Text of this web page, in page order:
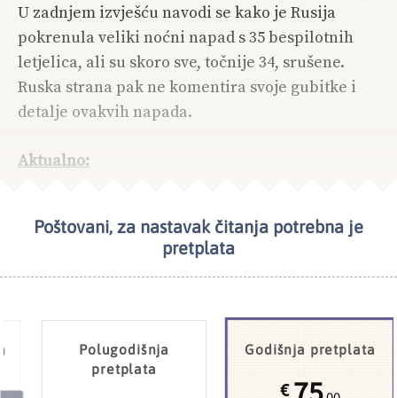
U zadnjem izvješću navodi se kako je Rusija
pokrenula veliki noćni napad s 35 bespilotnih
letjelica, ali su skoro sve, točnije 34, srušene.
Ruska strana pak ne komentira svoje gubitke i
detalje ovakvih napada.
Aktualno:
Poštovani, za nastavak čitanja potrebna je
pretplata
Polugodišnja
pretplata
Godišnja pretplata
€
NAJČITANIJE UKRAJINA